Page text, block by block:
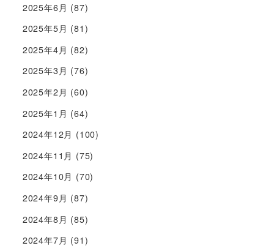
2025年6月 (87)
2025年5月 (81)
2025年4月 (82)
2025年3月 (76)
2025年2月 (60)
2025年1月 (64)
2024年12月 (100)
2024年11月 (75)
2024年10月 (70)
2024年9月 (87)
2024年8月 (85)
2024年7月 (91)